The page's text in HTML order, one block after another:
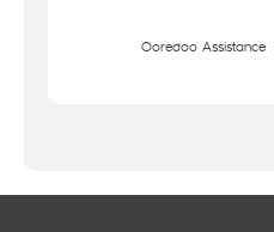
Ooredoo Assistance